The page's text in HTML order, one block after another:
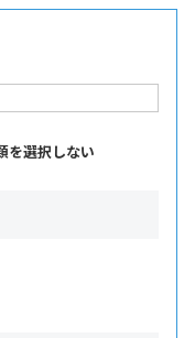
を選択しない